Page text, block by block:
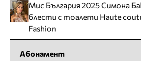
Мис България 2025 Симона
блести с тоалети Haute
Fashion
Абонамент